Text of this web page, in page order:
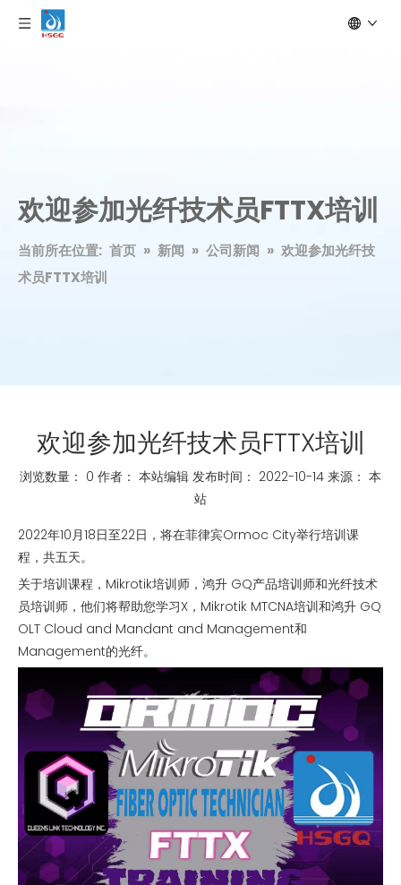
欢迎参加光纤技术员FTTX培训
当前所在位置: 首页 » 新闻 » 公司新闻 » 欢迎参加光纤技
术员FTTX培训
欢迎参加光纤技术员FTTX培训
浏览数量： 0 作者： 本站编辑 发布时间： 2022-10-14 来源： 本
站
["whatsapp","linkedin","line","facebook"]
2022年10月18日至22日，将在菲律宾Ormoc City举行培训课
程，共五天。
关于培训课程，Mikrotik培训师，鸿升 GQ产品培训师和光纤技术
员培训师，他们将帮助您学习X，Mikrotik MTCNA培训和鸿升 GQ
OLT Cloud and Mandant and Management和
Management的光纤。